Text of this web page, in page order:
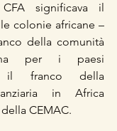
CFA significava il
colonie africane –
della comunità
per i paesi
il franco della
in Africa
CEMAC.